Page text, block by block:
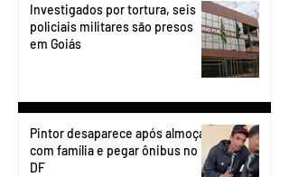
Investigados por tortura, seis
policiais militares são presos
em Goiás
Pintor desaparece após almoçar
com família e pegar ônibus no
DF